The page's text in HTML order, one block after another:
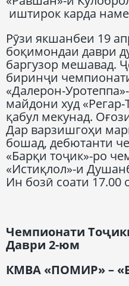
иштирок карда
Рӯзи якшанбеи 19
боқимондаи даври
баргузор мешавад.
биринҷи
«Далерон-
майдони худ
қабул мекунад.
Дар варзишгоҳи
бошад, дебютанти
«Барқи тоҷик»-ро
«Истиқлол»-и
Ин бозӣ соати 17.00
Чемпионати
Даври 2-юм
КМВА «ПОМИР»–